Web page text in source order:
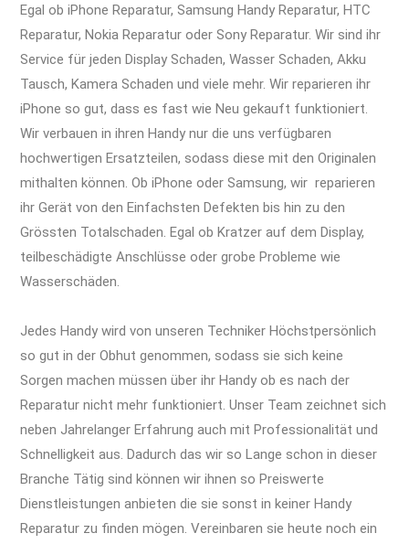
Egal ob iPhone Reparatur, Samsung Handy Reparatur, HTC
Reparatur, Nokia Reparatur oder Sony Reparatur. Wir sind ihr
Service für jeden Display Schaden, Wasser Schaden, Akku
Tausch, Kamera Schaden und viele mehr. Wir reparieren ihr
iPhone so gut, dass es fast wie Neu gekauft funktioniert.
Wir verbauen in ihren Handy nur die uns verfügbaren
hochwertigen Ersatzteilen, sodass diese mit den Originalen
mithalten können. Ob iPhone oder Samsung, wir reparieren
ihr Gerät von den Einfachsten Defekten bis hin zu den
Grössten Totalschaden. Egal ob Kratzer auf dem Display,
teilbeschädigte Anschlüsse oder grobe Probleme wie
Wasserschäden.
Jedes Handy wird von unseren Techniker Höchstpersönlich
so gut in der Obhut genommen, sodass sie sich keine
Sorgen machen müssen über ihr Handy ob es nach der
Reparatur nicht mehr funktioniert. Unser Team zeichnet sich
neben Jahrelanger Erfahrung auch mit Professionalität und
Schnelligkeit aus. Dadurch das wir so Lange schon in dieser
Branche Tätig sind können wir ihnen so Preiswerte
Dienstleistungen anbieten die sie sonst in keiner Handy
Reparatur zu finden mögen. Vereinbaren sie heute noch ein